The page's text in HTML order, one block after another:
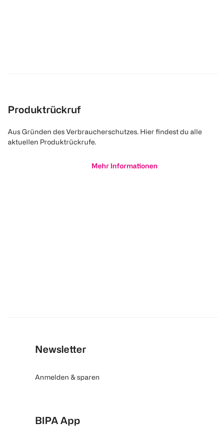
Produktrückruf
Aus Gründen des Verbraucherschutzes. Hier findest du alle
aktuellen Produktrückrufe.
Mehr Informationen
Newsletter
Anmelden & sparen
BIPA App